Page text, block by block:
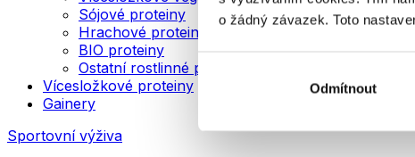
o žádný závazek. Toto
Odmítnout
Sójové proteiny
Hrachové proteiny
BIO proteiny
Ostatní rostlinné proteiny
Vícesložkové proteiny
Gainery
Sportovní výživa